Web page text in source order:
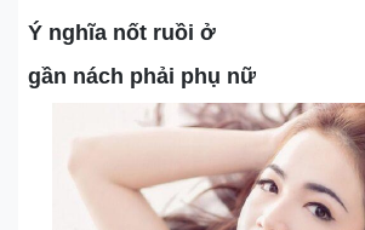
Ý nghĩa nốt ruồi ở
gần nách phải phụ nữ